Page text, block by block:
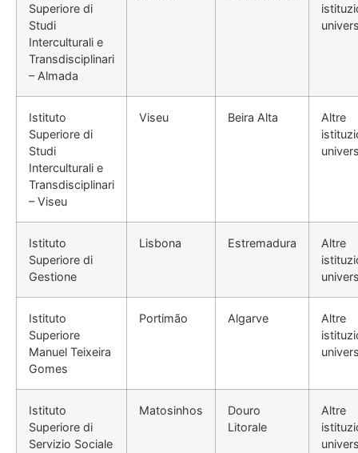
Superiore di
Studi
Interculturali e
Transdisciplinari
– Almada
Istituto
Superiore di
Studi
Interculturali e
Transdisciplinari
– Viseu
Viseu Beira Alta
Altre
Istituto
Superiore di
Gestione
Lisbona Estremadura
Altre
Istituto
Superiore
Manuel Teixeira
Gomes
Portimão Algarve
Altre
Istituto
Superiore di
Servizio Sociale
Matosinhos
Douro
Litorale
Altre